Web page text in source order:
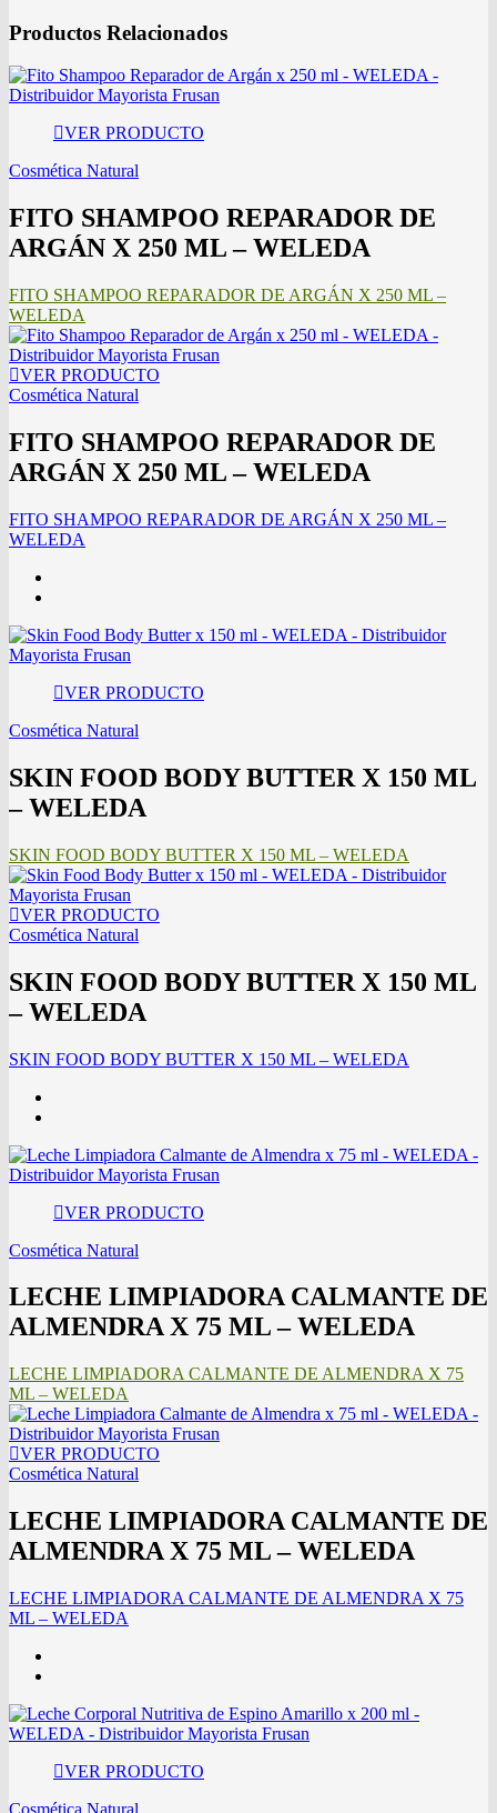
Productos Relacionados
VER PRODUCTO
Cosmética Natural
FITO SHAMPOO REPARADOR DE
ARGÁN X 250 ML – WELEDA
FITO SHAMPOO REPARADOR DE ARGÁN X 250 ML –
WELEDA
VER PRODUCTO
Cosmética Natural
FITO SHAMPOO REPARADOR DE
ARGÁN X 250 ML – WELEDA
FITO SHAMPOO REPARADOR DE ARGÁN X 250 ML –
WELEDA
VER PRODUCTO
Cosmética Natural
SKIN FOOD BODY BUTTER X 150 ML
– WELEDA
SKIN FOOD BODY BUTTER X 150 ML – WELEDA
VER PRODUCTO
Cosmética Natural
SKIN FOOD BODY BUTTER X 150 ML
– WELEDA
SKIN FOOD BODY BUTTER X 150 ML – WELEDA
VER PRODUCTO
Cosmética Natural
LECHE LIMPIADORA CALMANTE DE
ALMENDRA X 75 ML – WELEDA
LECHE LIMPIADORA CALMANTE DE ALMENDRA X 75
ML – WELEDA
VER PRODUCTO
Cosmética Natural
LECHE LIMPIADORA CALMANTE DE
ALMENDRA X 75 ML – WELEDA
LECHE LIMPIADORA CALMANTE DE ALMENDRA X 75
ML – WELEDA
VER PRODUCTO